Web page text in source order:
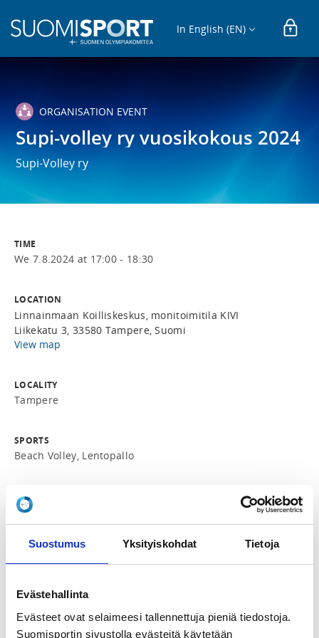
Suostumus Yksityiskohdat Tietoja
Evästehallinta
Evästeet ovat selaimeesi tallennettuja pieniä tiedostoja.
Suomisportin sivustolla evästeitä käytetään
In English (EN)
ORGANISATION EVENT
Supi-volley ry vuosikokous 2024
Supi-Volley ry
TIME
We 7.8.2024 at 17:00 - 18:30
LOCATION
Linnainmaan Koilliskeskus, monitoimitila KIVI
Liikekatu 3, 33580 Tampere, Suomi
View map
LOCALITY
Tampere
SPORTS
Beach Volley, Lentopallo
REGISTRATION PERIOD
Fr 5.7.2024 at 00:00 - We 7.8.2024 at 18:30
ADDITIONAL INFORMATION
Heleena Hietanen
Supi-Volley ry